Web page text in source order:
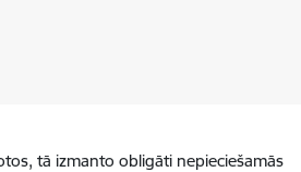
tā izmanto obligāti nepieciešamās